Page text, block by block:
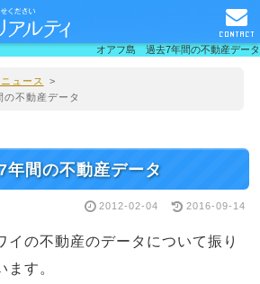
オアフ島 過去7年間の不動産データ
ュース
>
不動産データ
間の不動産データ
2012-02-04 2016-09-14
イの不動産のデータについて振り
ます。
CONTACT